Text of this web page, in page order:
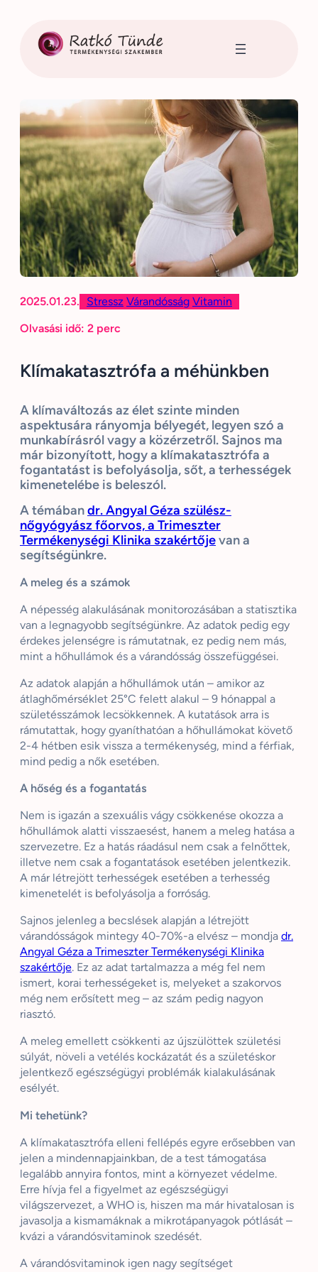
tartalomhoz
2025.01.23. Stressz Várandósság Vitamin
Olvasási idő: 2 perc
Klímakatasztrófa a méhünkben
A klímaváltozás az élet szinte minden
aspektusára rányomja bélyegét, legyen szó a
munkabírásról vagy a közérzetről. Sajnos ma
már bizonyított, hogy a klímakatasztrófa a
fogantatást is befolyásolja, sőt, a terhességek
kimenetelébe is beleszól.
A témábandr. Angyal Géza szülész-
nőgyógyász főorvos, a Trimeszter
Termékenységi Klinika szakértőjevan a
segítségünkre.
A meleg és a számok
A népesség alakulásának monitorozásában a statisztika
van a legnagyobb segítségünkre. Az adatok pedig egy
érdekes jelenségre is rámutatnak, ez pedig nem más,
mint a hőhullámok és a várandósság összefüggései.
Az adatok alapján a hőhullámok után – amikor az
átlaghőmérséklet 25°C felett alakul – 9 hónappal a
születésszámok lecsökkennek. A kutatások arra is
rámutattak, hogy gyaníthatóan a hőhullámokat követő
2-4 hétben esik vissza a termékenység, mind a férfiak,
mind pedig a nők esetében.
A hőség és a fogantatás
Nem is igazán a szexuális vágy csökkenése okozza a
hőhullámok alatti visszaesést, hanem a meleg hatása a
szervezetre. Ez a hatás ráadásul nem csak a felnőttek,
illetve nem csak a fogantatások esetében jelentkezik.
A már létrejött terhességek esetében a terhesség
kimenetelét is befolyásolja a forróság.
Sajnos jelenleg a becslések alapján a létrejött
várandósságok mintegy 40-70%-a elvész – mondja dr.
Angyal Géza a Trimeszter Termékenységi Klinika
szakértője. Ez az adat tartalmazza a még fel nem
ismert, korai terhességeket is, melyeket a szakorvos
még nem erősített meg – az szám pedig nagyon
riasztó.
A meleg emellett csökkenti az újszülöttek születési
súlyát, növeli a vetélés kockázatát és a születéskor
jelentkező egészségügyi problémák kialakulásának
esélyét.
Mi tehetünk?
A klímakatasztrófa elleni fellépés egyre erősebben van
jelen a mindennapjainkban, de a test támogatása
legalább annyira fontos, mint a környezet védelme.
Erre hívja fel a figyelmet az egészségügyi
világszervezet, a WHO is, hiszen ma már hivatalosan is
javasolja a kismamáknak a mikrotápanyagok pótlását –
kvázi a várandósvitaminok szedését.
A várandósvitaminok igen nagy segítséget